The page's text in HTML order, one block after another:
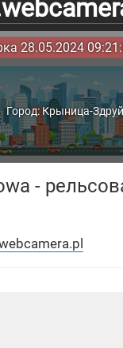
28.05.2024
Город: Крыница-Здруй
-